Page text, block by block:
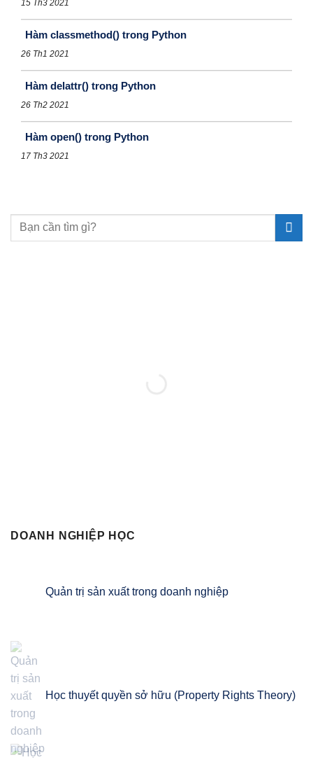
15 Th3 2021
Hàm classmethod() trong Python
26 Th1 2021
Hàm delattr() trong Python
26 Th2 2021
Hàm open() trong Python
17 Th3 2021
DOANH NGHIỆP HỌC
Quản trị sản xuất trong doanh nghiệp
Học thuyết quyền sở hữu (Property Rights Theory)